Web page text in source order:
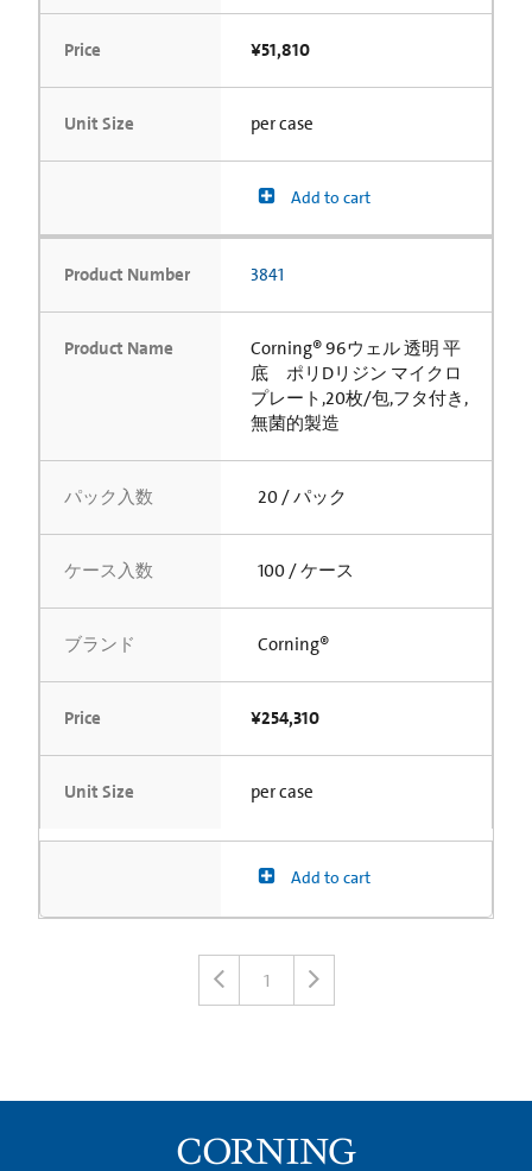
Price ¥51,810
Unit Size per case
Add to cart
Product Number 3841
Product Name
Corning® 96ウェル 透明 平
底 ポリDリジン マイクロ
プレート,20枚/包,フタ付き,
無菌的製造
パック入数 20 / パック
ケース入数 100 / ケース
ブランド Corning®
Price ¥254,310
Unit Size per case
Add to cart
1